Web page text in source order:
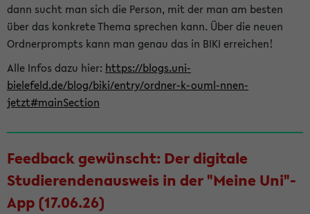
dann sucht man sich die Person, mit der man am besten
über das konkrete Thema sprechen kann. Über die neuen
Ordnerprompts kann man genau das in BIKI erreichen!
Alle Infos dazu hier: https://blogs.uni-
bielefeld.de/blog/biki/entry/ordner-k-ouml-nnen-
jetzt#mainSection
Feedback gewünscht: Der digitale
Studierendenausweis in der "Meine Uni"-
App (17.06.26)